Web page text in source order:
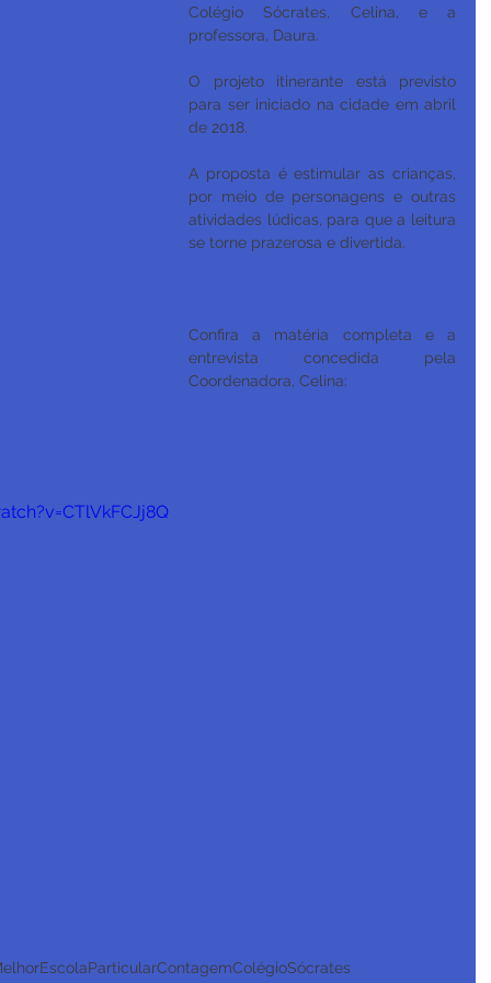
Colégio Sócrates, Celina, e a
professora, Daura.
O projeto itinerante está previsto
para ser iniciado na cidade em abril
de 2018.
A proposta é estimular as crianças,
por meio de personagens e outras
atividades lúdicas, para que a leitura
se torne prazerosa e divertida.
Confira a matéria completa e a
entrevista concedida pela
Coordenadora, Celina:
ColégioSócrates